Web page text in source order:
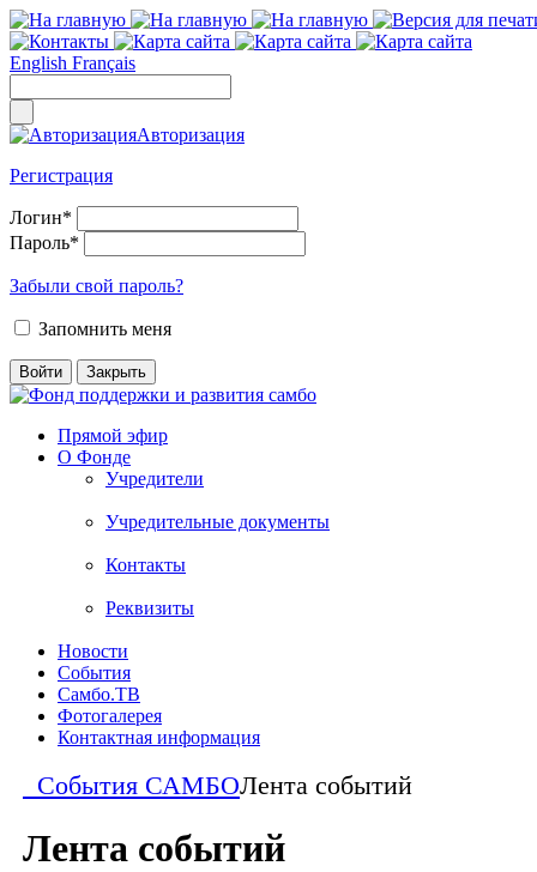
English Français
Авторизация
Регистрация
Логин*
Пароль*
Забыли свой пароль?
Запомнить меня
Прямой эфир
О Фонде
Учредители
Учредительные документы
Контакты
Реквизиты
Новости
События
Самбо.ТВ
Фотогалерея
Контактная информация
События САМБОЛента событий
Лента событий